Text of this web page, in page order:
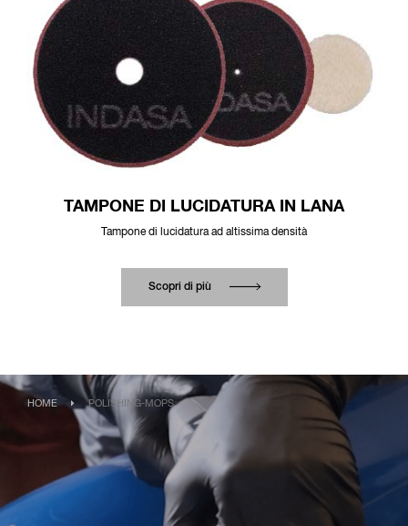
TAMPONE DI LUCIDATURA IN LANA
Tampone di lucidatura ad altissima densità
Scopri di più
HOME POLISHING-MOPS